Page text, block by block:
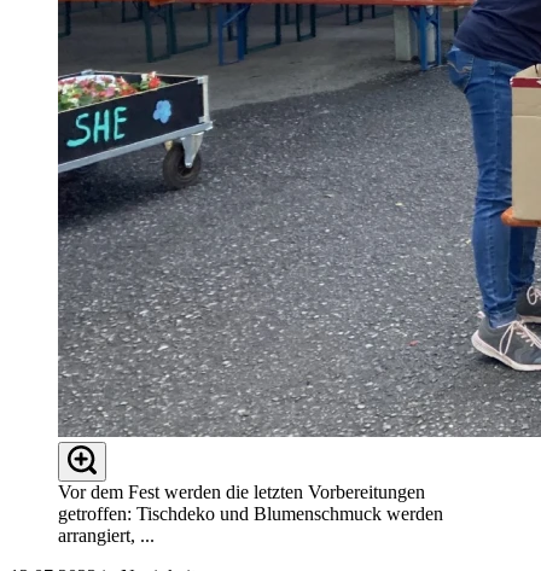
Vor dem Fest werden die letzten Vorbereitungen
getroffen: Tischdeko und Blumenschmuck werden
arrangiert, ...